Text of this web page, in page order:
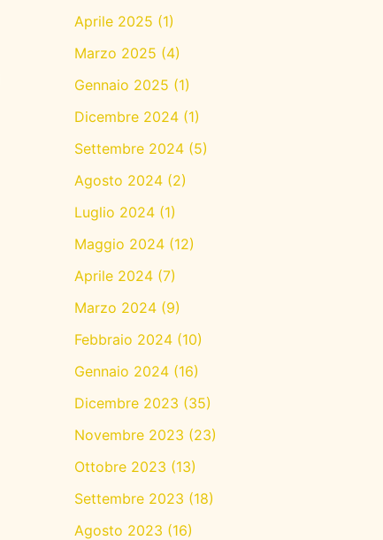
Aprile 2025 (1)
Marzo 2025 (4)
Gennaio 2025 (1)
Dicembre 2024(1)
Settembre 2024(5)
Agosto 2024(2)
Luglio 2024(1)
Maggio 2024(12)
Aprile 2024(7)
Marzo 2024(9)
Febbraio 2024(10)
Gennaio 2024(16)
Dicembre 2023 (35)
Novembre 2023 (23)
Ottobre 2023 (13)
Settembre 2023 (18)
Agosto 2023 (16)